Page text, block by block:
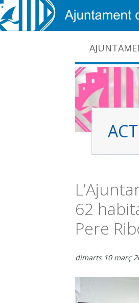
Vés al contingut
62
Pere
dimarts 10 març